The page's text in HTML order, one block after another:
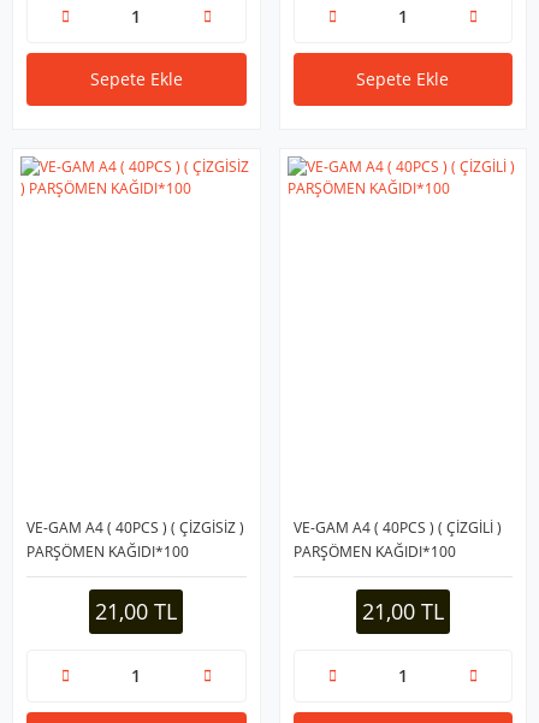
Sepete Ekle Sepete Ekle
VE-GAM A4 ( 40PCS ) ( ÇİZGİSİZ )
PARŞÖMEN KAĞIDI*100
21,00 TL
VE-GAM A4 ( 40PCS ) ( ÇİZGİLİ )
PARŞÖMEN KAĞIDI*100
21,00 TL